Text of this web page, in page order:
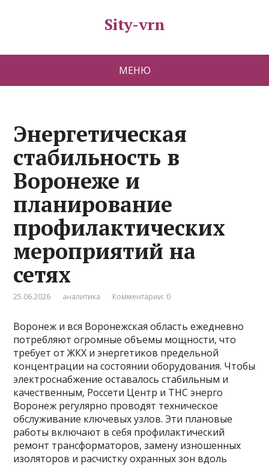
Sity-vrn
МЕНЮ
Энергетическая
стабильность в
Воронеже и
планирование
профилактических
мероприятий на
сетях
25.06.2026 аналитика Комментарии: 0
Воронеж и вся Воронежская область ежедневно
потребляют огромные объемы мощности, что
требует от ЖКХ и энергетиков предельной
концентрации на состоянии оборудования. Чтобы
электроснабжение оставалось стабильным и
качественным, Россети Центр и ТНС энерго
Воронеж регулярно проводят техническое
обслуживание ключевых узлов. Эти плановые
работы включают в себя профилактический
ремонт трансформаторов, замену изношенных
изоляторов и расчистку охранных зон вдоль